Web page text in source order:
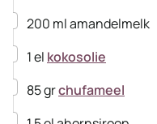
▢
200 mlamandelmelk
▢
1el kokosolie
▢
85grchufameel
▢